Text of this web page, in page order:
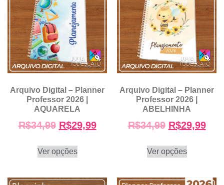
Arquivo Digital – Planner
Professor 2026 |
AQUARELA
R$34,99 R$29,99
Ver opções
Arquivo Digital – Planner
Professor 2026 |
ABELHINHA
R$34,99 R$29,99
Ver opções